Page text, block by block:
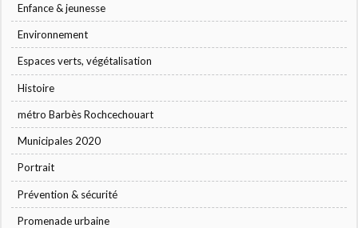
Enfance & jeunesse
Environnement
Espaces verts, végétalisation
Histoire
métro Barbès Rochcechouart
Municipales 2020
Portrait
Prévention & sécurité
Promenade urbaine